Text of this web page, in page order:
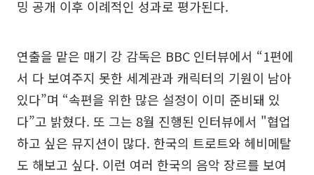
밍 공개 이후 이례적인 성과로 평가된다.
연출을 맡은 매기 강 감독은 BBC 인터뷰에서 “1편에
서 다 보여주지 못한 세계관과 캐릭터의 기원이 남아
있다”며 “속편을 위한 많은 설정이 이미 준비돼 있
다”고 밝혔다. 또 그는 8월 진행된 인터뷰에서 "협업
하고 싶은 뮤지션이 많다. 한국의 트로트와 헤비메탈
도 해보고 싶다. 이런 여러 한국의 음악 장르를 보여